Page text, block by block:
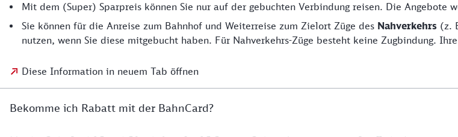
Mit dem (Super) Sparpreis können Sie nur auf der gebuchten Verbindung reisen. Die Angebote
Sie können für die Anreise zum Bahnhof und Weiterreise zum Zielort Züge des Nahverkehrs (z.
nutzen, wenn Sie diese mitgebucht haben. Für Nahverkehrs-Züge besteht keine Zugbindung.
Diese Information in neuem Tab öffnen
Bekomme ich Rabatt mit der BahnCard?